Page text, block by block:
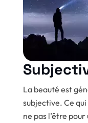
La beauté est
subjective. Ce
ne pas l’être